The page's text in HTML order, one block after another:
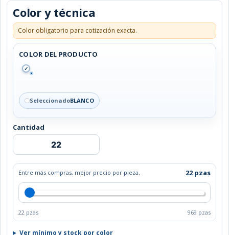
Color y técnica
Color obligatorio para cotización exacta.
COLOR DEL PRODUCTO
✓
SeleccionadoBLANCO
Cantidad
POWER
cantidad
Entre más compras, mejor precio por pieza. 22 pzas
22 pzas 969 pzas
Ver mínimo y stock por color